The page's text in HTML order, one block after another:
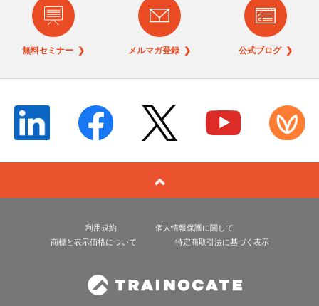
無料セミナー ❯ メルマガ登録 ❯ 公式ブログ ❯
利用規約
個人情報保護に関して
商標と表示価格について
特定商取引法に基づく表示